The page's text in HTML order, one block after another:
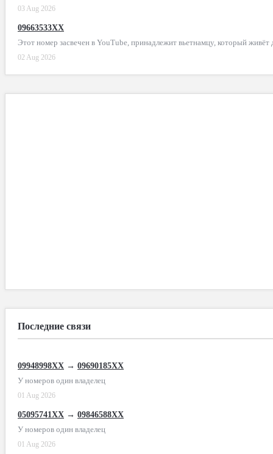
03 Aug 2026
09663533XX
Этот номер засвечен в YouTube, принадлежит вьетнамцу, который живёт
02 Aug 2026
Последние связи
09948998XX → 09690185XX
У номеров один владелец
01 Aug 2026
05095741XX → 09846588XX
У номеров один владелец
01 Aug 2026